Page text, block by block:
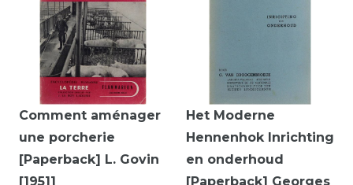
Comment aménager
une porcherie
[Paperback] L. Govin
[1951]
Het Moderne
Hennenhok Inrichting
en onderhoud
[Paperback] Georges